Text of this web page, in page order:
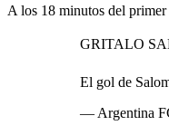
A los 18 minutos del primer
GRITALO
El gol de
— Argentina